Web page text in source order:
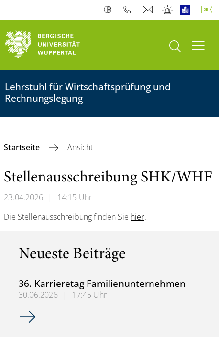
Suche öffnen
Lehrstuhl für Wirtschaftsprüfung und
Rechnungslegung
Startseite Ansicht
Stellenausschreibung SHK/WHF
23.04.2026 |
14:15 Uhr
Die Stellenausschreibung finden Sie hier.
Neueste Beiträge
36. Karrieretag Familienunternehmen
30.06.2026 |
17:45 Uhr
36. Karrieretag Familienunternehmen